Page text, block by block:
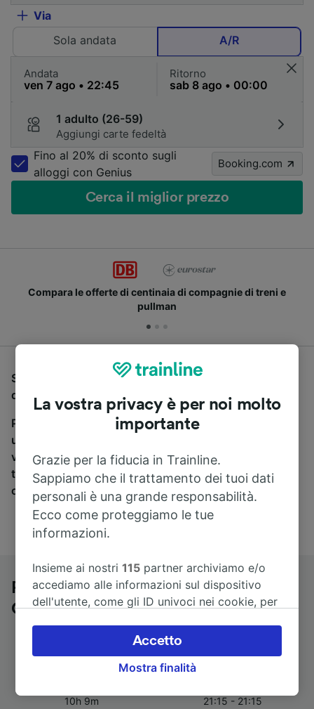
Via
Sola andata
A/R
Andata Ritorno
1 adulto (26-59)
Aggiungi carte fedeltà
Fino al 20% di sconto sugli
alloggi con Genius
Booking.com
Cerca il miglior prezzo
Compara le offerte di centinaia di compagnie di treni e
pullman
Se stai cercando un pullman per viaggiare da Monaco
di Baviera a Cesenatico, sei nel posto giusto.
Per trovare i biglietti dei pullman, è sufficiente avviare
una ricerca in alto, e compareremo i tempi e i costi del
viaggio in treno e in pullman. Con Trainline puoi
trovare i biglietti per viaggiare con oltre 170
compagnie ferroviarie e dei pullman.
Pullman da Monaco di Baviera a
Cesenatico
10h 9m
21:15 - 21:15
La vostra privacy è per noi molto
importante
Grazie per la fiducia in Trainline.
Sappiamo che il trattamento dei tuoi dati
personali è una grande responsabilità.
Ecco come proteggiamo le tue
informazioni.
Insieme ai nostri115 partner archiviamo e/o
accediamo alle informazioni sul dispositivo
dell'utente, come gli ID univoci nei cookie, per
accettare o gestire le proprie scelte facendo
clic di seguito, tra cui il proprio diritto di
opporsi sulla base di un interesse legittimo o
dell'informativa sulla privacy. Queste scelte
Mostra finalità
Accetto